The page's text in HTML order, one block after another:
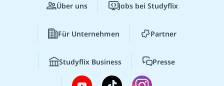
Über uns Jobs bei Studyflix
Für Unternehmen Partner
Studyflix Business Presse